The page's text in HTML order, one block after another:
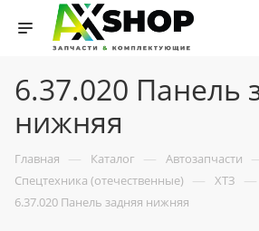
6.37.020 Панель
нижняя
Главная — Каталог — Автозапчасти
Спецтехника (отечественные) — ХТЗ —
6.37.020 Панель задняя нижняя